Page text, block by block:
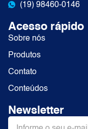
(19) 98460-0146
Acesso rápido
Sobre nós
Produtos
Contato
Conteúdos
Newsletter